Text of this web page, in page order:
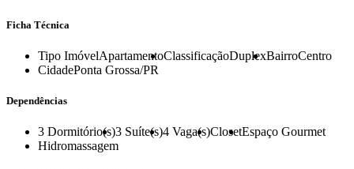
Ficha Técnica
Tipo ImóvelApartamentoClassificaçãoDuplexBairroCentro
CidadePonta Grossa/PR
Dependências
3 Dormitório(s)3 Suíte(s)4 Vaga(s)ClosetEspaço Gourmet
Hidromassagem